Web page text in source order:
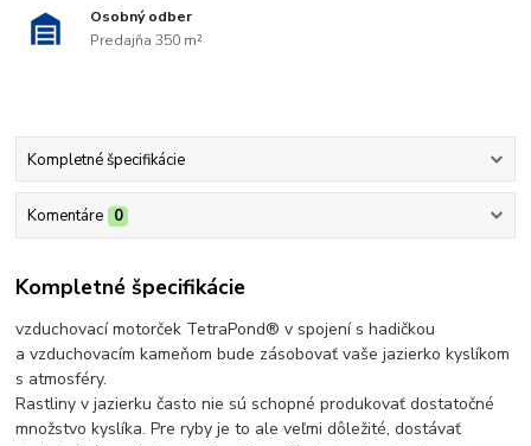
Osobný odber
Predajňa 350 m²
Kompletné špecifikácie
Komentáre 0
Kompletné špecifikácie
vzduchovací motorček TetraPond® v spojení s hadičkou
a vzduchovacím kameňom bude zásobovať vaše jazierko kyslíkom
s atmosféry.
Rastliny v jazierku často nie sú schopné produkovať dostatočné
množstvo kyslíka. Pre ryby je to ale veľmi dôležité, dostávať